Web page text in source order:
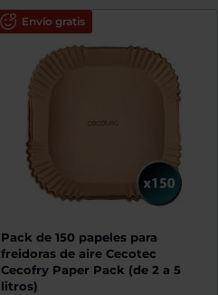
Envío gratis
Pack de 150 papeles para
freidoras de aire Cecotec
Cecofry Paper Pack (de 2 a 5
litros)